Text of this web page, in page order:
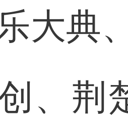
大典
、荆